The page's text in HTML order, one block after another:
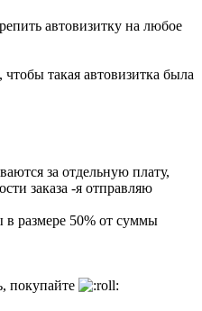
автовизитку на любое
такая автовизитка была
за отдельную плату,
заказа -я отправляю
в размере 50% от суммы
покупайте